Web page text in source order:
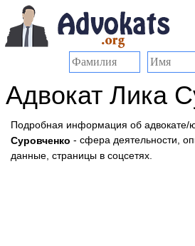
Адвокат Лика
Подробная информация об адвокате/
Суровченко - сфера деятельности,
данные, страницы в соцсетях.